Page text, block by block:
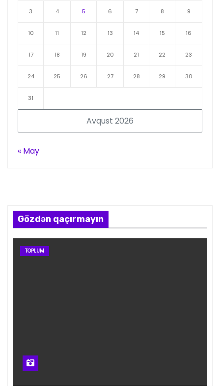
Avqust 2026
3 4 5 6 7 8 9
10 11 12 13 14 15 16
17 18 19 20 21 22 23
24 25 26 27 28 29 30
31
« May
Gözdən qaçırmayın
TOPLUM